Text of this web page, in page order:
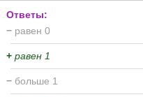
Ответы:
− равен 0
+ равен 1
− больше 1